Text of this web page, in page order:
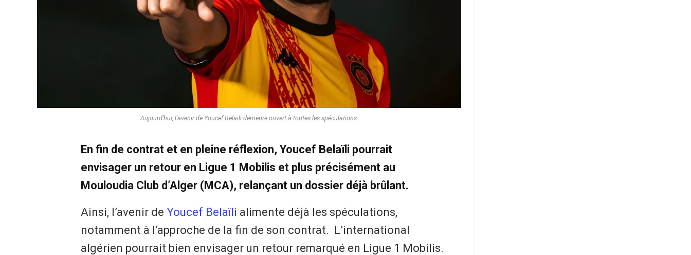
Aujourd'hui, l'avenir de Youcef Belaïli demeure ouvert à toutes les spéculations.
En fin de contrat et en pleine réflexion, Youcef Belaïli pourrait
envisager un retour en Ligue 1 Mobilis et plus précisément au
Mouloudia Club d’Alger (MCA), relançant un dossier déjà brûlant.
Ainsi, l’avenir de Youcef Belaïli alimente déjà les spéculations,
notamment à l’approche de la fin de son contrat. L’international
algérien pourrait bien envisager un retour remarqué en Ligue 1 Mobilis.